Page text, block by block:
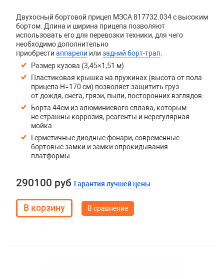
Двухосный бортовой прицеп МЗСА 817732.034с высоким
бортом. Длина и ширина прицепа позволяют
использовать его для перевозки техники, для чего
необходимо дополнительно
приобрести аппарели или задний борт-трап
Размер кузова (3,45×1,51 м)
Пластиковая крышка на пружинах (высота от пола
прицепа H=170 см) позволяет защитить груз
от дождя, снега, грязи, пыли, посторонних взглядов
Борта 44см из алюминиевого сплава, которым
не страшны коррозия, реагенты и нерегулярная
мойка
Герметичные диодные фонари, современные
бортовые замки и замки опрокидывания
платформы
290100 руб Гарантия лучшей цены
В сравнение